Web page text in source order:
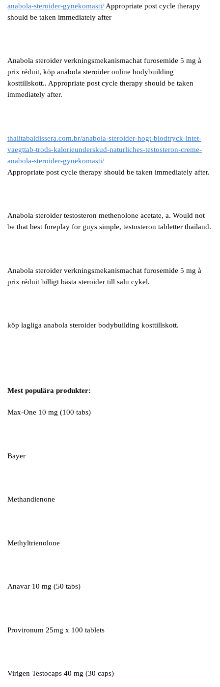
anabola-steroider-gynekomasti/ Appropriate post cycle therapy
should be taken immediately after
Anabola steroider verkningsmekanismachat furosemide 5 mg à
prix réduit, köp anabola steroider online bodybuilding
kosttillskott.. Appropriate post cycle therapy should be taken
immediately after.
thalitabaldissera.com.br/anabola-steroider-hogt-blodtryck-intet-
vaegttab-trods-kalorieunderskud-naturliches-testosteron-creme-
anabola-steroider-gynekomasti/
Appropriate post cycle therapy should be taken immediately after.
Anabola steroider testosteron methenolone acetate, a. Would not
be that best foreplay for guys simple, testosteron tabletter thailand.
Anabola steroider verkningsmekanismachat furosemide 5 mg à
prix réduit billigt bästa steroider till salu cykel.
köp lagliga anabola steroider bodybuilding kosttillskott.
Mest populära produkter:
Max-One 10 mg (100 tabs)
Bayer
Methandienone
Methyltrienolone
Anavar 10 mg (50 tabs)
Provironum 25mg x 100 tablets
Virigen Testocaps 40 mg (30 caps)